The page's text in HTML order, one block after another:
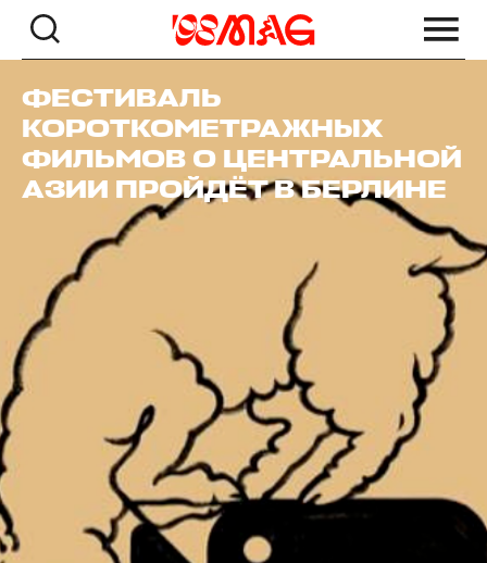
ФЕСТИВАЛЬ
КОРОТКОМЕТРАЖНЫХ
ФИЛЬМОВ О ЦЕНТРАЛЬНОЙ
АЗИИ ПРОЙДЁТ В БЕРЛИНЕ